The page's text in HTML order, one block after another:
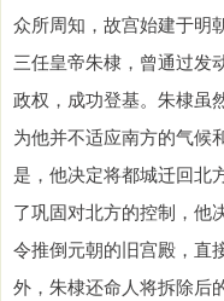
众所周知，故宫始建于明
三任皇帝朱棣，曾通过发
政权，成功登基。朱棣虽
为他并不适应南方的气候
是，他决定将都城迁回北
了巩固对北方的控制，他
令推倒元朝的旧宫殿，直
外，朱棣还命人将拆除后